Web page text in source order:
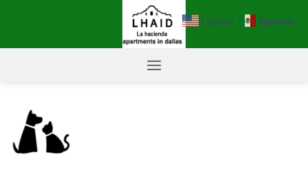
English Spanish